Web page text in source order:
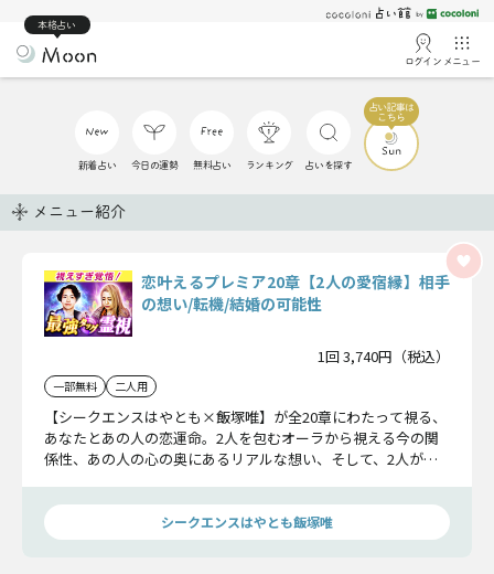
本格占い
ログイン メニュー
新着占い 今日の運勢 無料占い ランキング 占いを探す
メニュー紹介
恋叶えるプレミア20章【2人の愛宿縁】相手
の想い/転機/結婚の可能性
1回 3,740円（税込）
一部無料 二人用
【シークエンスはやとも×飯塚唯】が全20章にわたって視る、
あなたとあの人の恋運命。2人を包むオーラから視える今の関
係性、あの人の心の奥にあるリアルな想い、そして、2人が結
シークエンスはやとも飯塚唯